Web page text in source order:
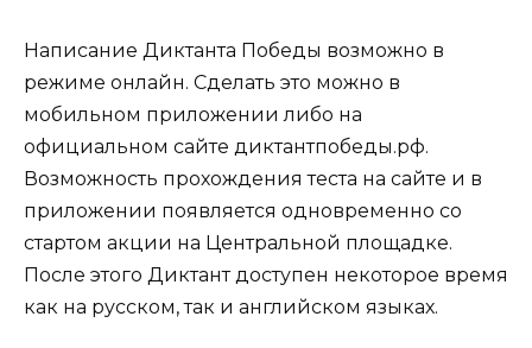
Написание Диктанта Победы возможно в
режиме онлайн. Сделать это можно в
мобильном приложении либо на
официальном сайте диктантпобеды.рф.
Возможность прохождения теста на сайте и в
приложении появляется одновременно со
стартом акции на Центральной площадке.
После этого Диктант доступен некоторое время
как на русском, так и английском языках.